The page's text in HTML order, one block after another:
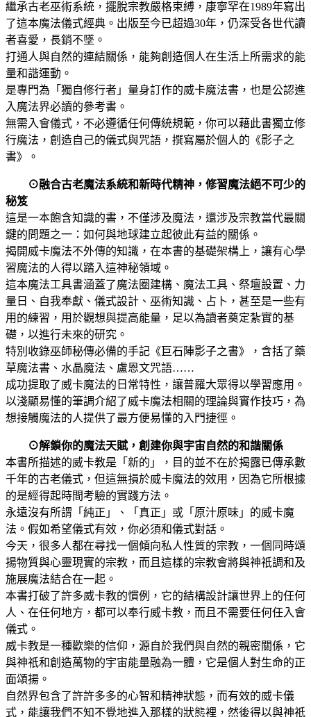
繼承古老巫術系統，擺脫宗教嚴格束縛，康寧罕在1989年寫出
了這本魔法儀式經典。出版至今已超過30年，仍深受各世代讀
者喜愛，長銷不墜。
打通人與自然的連結關係，能夠創造個人在生活上所需求的能
量和諧運動。
是專門為「獨自修行者」量身訂作的威卡魔法書，也是公認進
入魔法界必讀的參考書。
無需入會儀式，不必遵循任何傳統規範，你可以藉此書獨立修
行魔法，創造自己的儀式與咒語，撰寫屬於個人的《影子之
書》。
⊙融合古老魔法系統和新時代精神，修習魔法絕不可少的
秘笈
這是一本飽含知識的書，不僅涉及魔法，還涉及宗教當代最關
鍵的問題之一：如何與地球建立起彼此有益的關係。
揭開威卡魔法不外傳的知識，在本書的基礎架構上，讓有心學
習魔法的人得以踏入這神秘領域。
這本魔法工具書涵蓋了魔法圈建構、魔法工具、祭壇設置、力
量日、自我奉獻、儀式設計、巫術知識、占卜，甚至是一些有
用的練習，用於觀想與提高能量，足以為讀者奠定紮實的基
礎，以進行未來的研究。
特別收錄巫師秘傳必備的手記《巨石陣影子之書》，含括了藥
草魔法書、水晶魔法、盧恩文咒語……
成功提取了威卡魔法的日常特性，讓普羅大眾得以學習應用。
以淺顯易懂的筆調介紹了威卡魔法相關的理論與實作技巧，為
想接觸魔法的人提供了最方便易懂的入門捷徑。
⊙解鎖你的魔法天賦，創建你與宇宙自然的和諧關係
本書所描述的威卡教是「新的」，目的並不在於揭露已傳承數
千年的古老儀式，但這無損於威卡魔法的效用，因為它所根據
的是經得起時間考驗的實踐方法。
永遠沒有所謂「純正」、「真正」或「原汁原味」的威卡魔
法。假如希望儀式有效，你必須和儀式對話。
今天，很多人都在尋找一個傾向私人性質的宗教，一個同時頌
揚物質與心靈現實的宗教，而且這樣的宗教會將與神祇調和及
施展魔法結合在一起。
本書打破了許多威卡教的慣例，它的結構設計讓世界上的任何
人、在任何地方，都可以奉行威卡教，而且不需要任何任入會
儀式。
威卡教是一種歡樂的信仰，源自於我們與自然的親密關係，它
與神祇和創造萬物的宇宙能量融為一體，它是個人對生命的正
面頌揚。
自然界包含了許許多多的心智和精神狀態，而有效的威卡儀
式，能讓我們不知不覺地進入那樣的狀態裡，然後得以與神祇